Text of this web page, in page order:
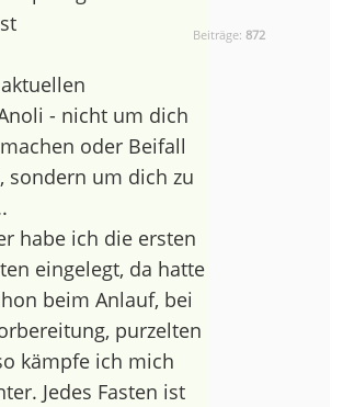
Beiträge:872
- nicht um dich
oder Beifall
sondern um dich zu
habe ich die ersten
eingelegt, da hatte
beim Anlauf, bei
purzelten
kämpfe ich mich
Jedes Fasten ist